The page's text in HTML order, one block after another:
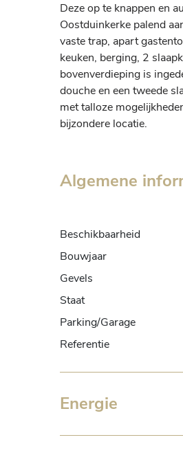
Deze op te knappen en
Oostduinkerke palend
vaste trap, apart
keuken, berging, 2
bovenverdieping is
douche en een tweede
met talloze
bijzondere locatie.
Algemene
Beschikbaarheid
Bouwjaar
Gevels
Staat
Parking/Garage
Referentie
Energie